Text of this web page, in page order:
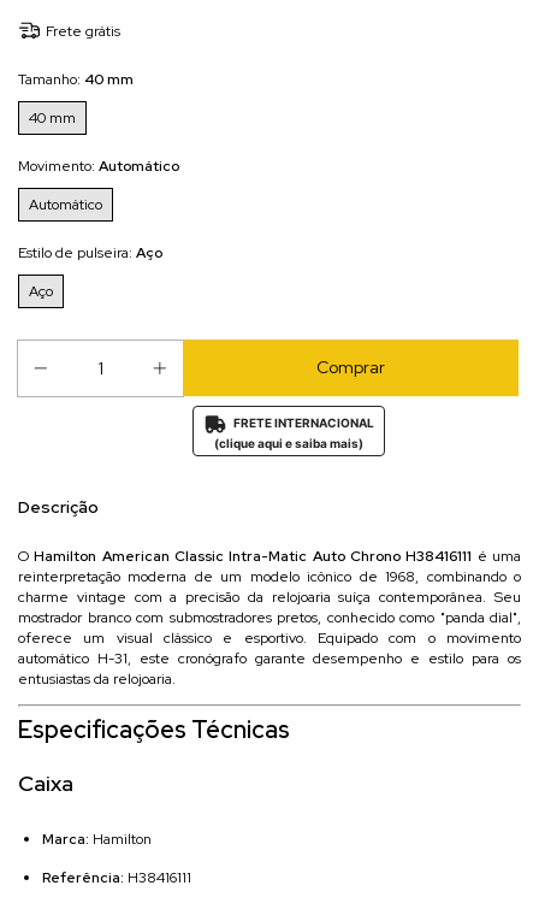
Frete grátis
Tamanho: 40 mm
40 mm
Movimento: Automático
Automático
Estilo de pulseira: Aço
Aço
FRETE INTERNACIONAL
(clique aqui e saiba mais)
Descrição
OHamilton American Classic Intra-Matic Auto Chrono H38416111 é uma
reinterpretação moderna de um modelo icônico de 1968, combinando o
charme vintage com a precisão da relojoaria suíça contemporânea. Seu
mostrador branco com submostradores pretos, conhecido como "panda dial",
oferece um visual clássico e esportivo. Equipado com o movimento
automático H-31, este cronógrafo garante desempenho e estilo para os
entusiastas da relojoaria.
Especificações Técnicas
Caixa
Marca: Hamilton
Referência: H38416111